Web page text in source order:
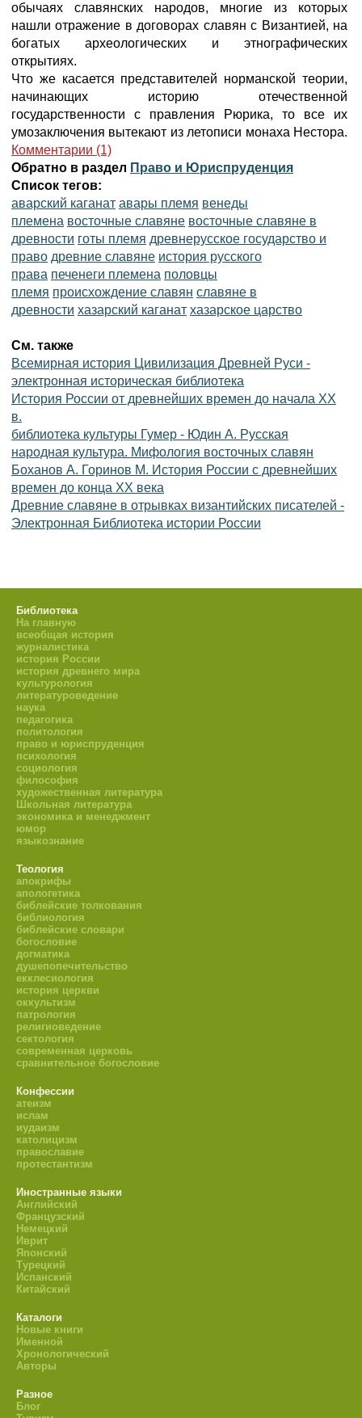
обычаях славянских народов, многие из которых
нашли отражение в договорах славян с Византией, на
богатых археологических и этнографических
открытиях.
Что же касается представителей норманской теории,
начинающих историю отечественной
государственности с правления Рюрика, то все их
умозаключения вытекают из летописи монаха Нестора.
Комментарии (1)
Обратно в раздел Право и Юриспруденция
Список тегов:
аварский каганат авары племя венеды
племена восточные славяне восточные славяне в
древности готы племя древнерусское государство и
право древние славяне история русского
права печенеги племена половцы
племя происхождение славян славяне в
древности хазарский каганат хазарское царство
См. также
Всемирная история Цивилизация Древней Руси -
электронная историческая библиотека
История России от древнейших времен до начала XX
в.
библиотека культуры Гумер - Юдин А. Русская
народная культура. Мифология восточных славян
Боханов А. Горинов М. История России с древнейших
времен до конца XX века
Древние славяне в отрывках византийских писателей -
Электронная Библиотека истории России
Библиотека
На главную
всеобщая история
журналистика
история России
история древнего мира
культурология
литературоведение
наука
педагогика
политология
право и юриспруденция
психология
социология
философия
художественная литература
Школьная литература
экономика и менеджмент
юмор
языкознание
Теология
апокрифы
апологетика
библейские толкования
библиология
библейские словари
богословие
догматика
душепопечительство
екклесиология
история церкви
оккультизм
патрология
религиоведение
сектология
современная церковь
сравнительное богословие
Конфессии
атеизм
ислам
иудаизм
католицизм
православие
протестантизм
Иностранные языки
Английский
Французский
Немецкий
Иврит
Японский
Турецкий
Испанский
Китайский
Каталоги
Новые книги
Именной
Хронологический
Авторы
Разное
Блог